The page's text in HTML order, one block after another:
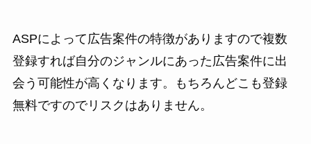
ASPによって広告案件の特徴がありますので複数
登録すれば自分のジャンルにあった広告案件に出
会う可能性が高くなります。もちろんどこも登録
無料ですのでリスクはありません。